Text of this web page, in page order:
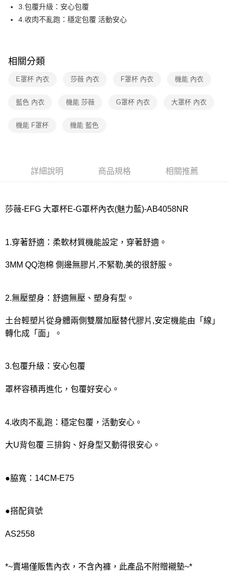
付款後全家取貨
每筆NT$80，滿NT$1,000(含以上)免運費
付款後7-11取貨
每筆NT$80，滿NT$1,000(含以上)免運費
3.包覆升級：安心包覆
4.收肉不亂跑：穩定包覆 活動安心
相關分類
E罩杯 內衣 莎薇 內衣 F罩杯 內衣 機能 內衣
藍色 內衣 機能 莎薇 G罩杯 內衣 大罩杯 內衣
機能 F罩杯 機能 藍色
詳細說明 商品規格 相關推薦
莎薇-EFG 大罩杯E-G罩杯內衣(魅力藍)-AB4058NR
1.穿著舒適：柔軟材質機能設定，穿著舒適。
3MM QQ泡棉 側邊無膠片,不緊勒,美的很舒服。
2.無壓塑身：舒適無壓、塑身有型。
土台輕塑片從身體兩側雙層加壓替代膠片,安定機能由「線」
轉化成「面」。
3.包覆升級：安心包覆
罩杯容積再進化，包覆好安心。
4.收肉不亂跑：穩定包覆，活動安心。
大U背包覆 三排鈎、好身型又動得很安心。
●脇寬：14CM-E75
●搭配貨號
AS2558
*~賣場僅販售內衣，不含內褲，此產品不附贈襯墊~*